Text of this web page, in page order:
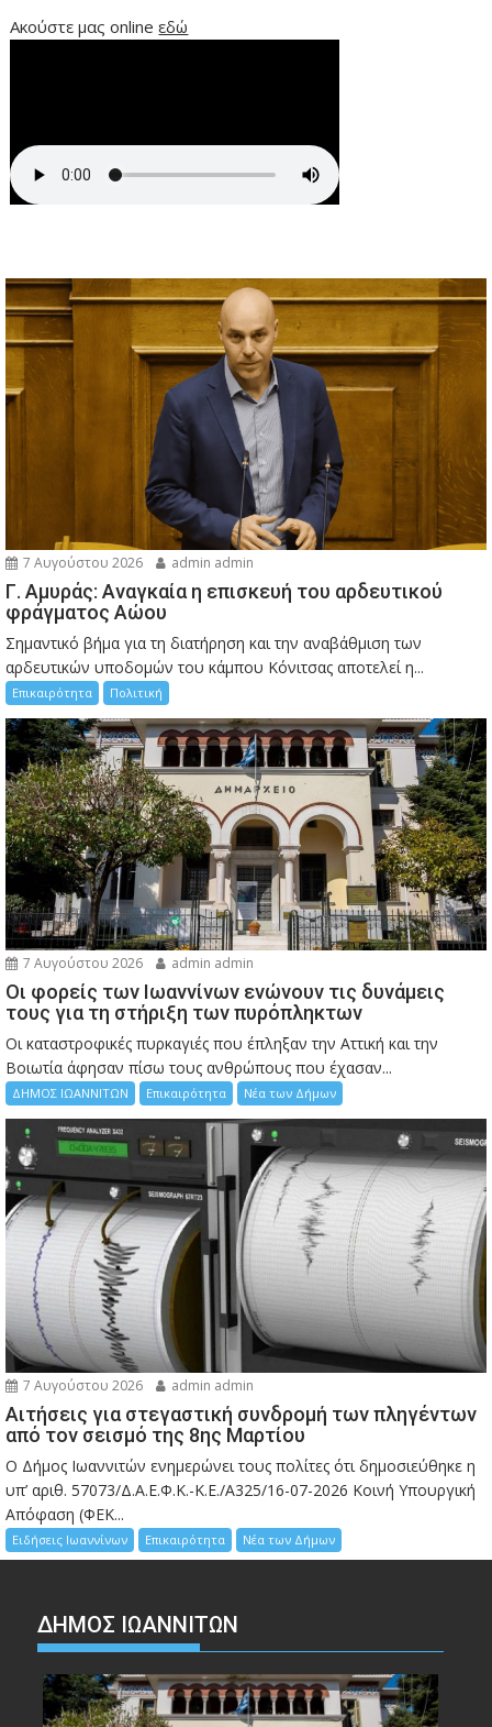
Ακούστε μας onlineεδώ
7 Αυγούστου 2026 admin admin
Γ. Αμυράς: Αναγκαία η επισκευή του αρδευτικού
φράγματος Αώου
Σημαντικό βήμα για τη διατήρηση και την αναβάθμιση των
αρδευτικών υποδομών του κάμπου Κόνιτσας αποτελεί η...
Επικαιρότητα Πολιτική
7 Αυγούστου 2026 admin admin
Οι φορείς των Ιωαννίνων ενώνουν τις δυνάμεις
τους για τη στήριξη των πυρόπληκτων
Οι καταστροφικές πυρκαγιές που έπληξαν την Αττική και την
Bοιωτία άφησαν πίσω τους ανθρώπους που έχασαν...
ΔΗΜΟΣ ΙΩΑΝΝΙΤΩΝ Επικαιρότητα Νέα των Δήμων
7 Αυγούστου 2026 admin admin
Αιτήσεις για στεγαστική συνδρομή των πληγέντων
από τον σεισμό της 8ης Μαρτίου
Ο Δήμος Ιωαννιτών ενημερώνει τους πολίτες ότι δημοσιεύθηκε η
υπ’ αριθ. 57073/Δ.Α.Ε.Φ.Κ.-Κ.Ε./Α325/16-07-2026 Κοινή Υπουργική
Απόφαση (ΦΕΚ...
Ειδήσεις Ιωαννίνων Επικαιρότητα Νέα των Δήμων
ΔΗΜΟΣ ΙΩΑΝΝΙΤΩΝ